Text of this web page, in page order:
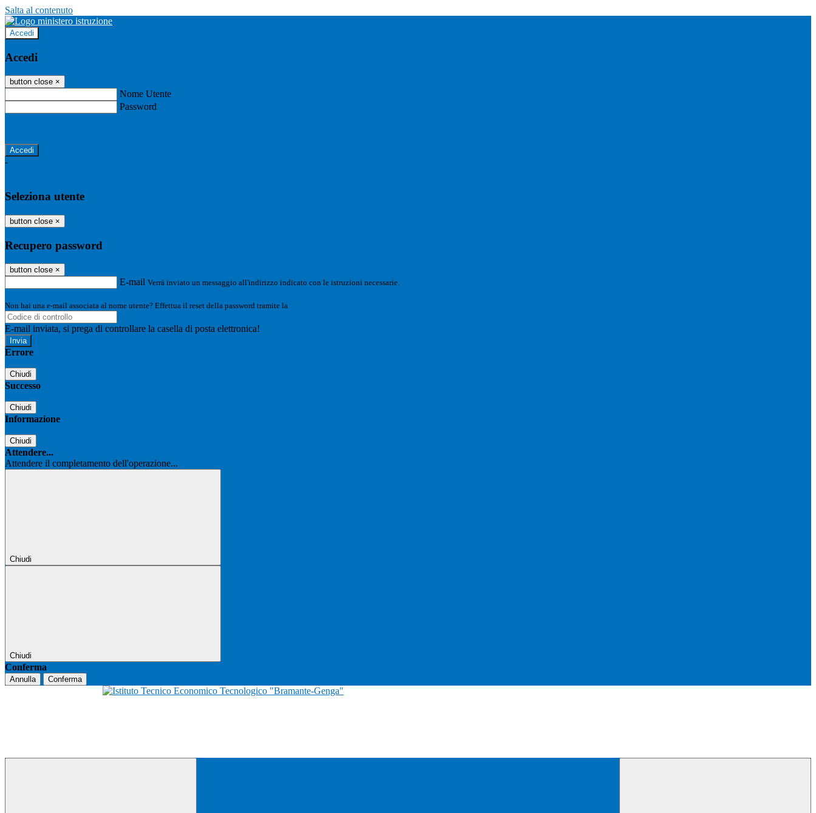
Salta al contenuto
Accedi
Accedi
button close ×
Nome Utente
Password
-
Seleziona utente
button close ×
Recupero password
button close ×
E-mail Verrà inviato un messaggio all'indirizzo indicato con le istruzioni necessarie.
Non hai una e-mail associata al nome utente? Effettua il reset della password tramite la
E-mail inviata, si prega di controllare la casella di posta elettronica!
Errore
Chiudi
Successo
Chiudi
Informazione
Chiudi
Attendere...
Attendere il completamento dell'operazione...
Chiudi
Chiudi
Conferma
Annulla Conferma